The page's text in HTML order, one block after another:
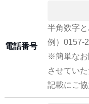
電話番号
半角数字と
例）0157-
※簡単なお
させてい
記載にご